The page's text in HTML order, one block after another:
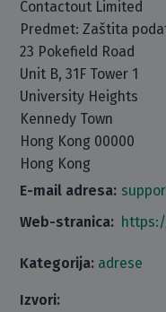
Contactout Limited
Predmet: Zaštita
23 Pokefield Road
Unit B, 31F Tower 1
University Heights
Kennedy Town
Hong Kong 00000
Hong Kong
E-mail adresa:
Web-stranica:
Kategorija: adrese
Izvori: